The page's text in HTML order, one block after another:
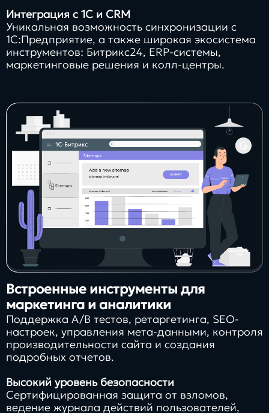
Интеграция с 1С и CRM
Уникальная возможность синхронизации с
1С:Предприятие, а также широкая экосистема
инструментов: Битрикс24, ERP-системы,
маркетинговые решения и колл-центры.
Встроенные инструменты для
маркетинга и аналитики
Поддержка A/B тестов, ретаргетинга, SEO-
настроек, управления мета-данными, контроля
производительности сайта и создания
подробных отчетов.
Высокий уровень безопасности
Сертифицированная защита от взломов,
ведение журнала действий пользователей,